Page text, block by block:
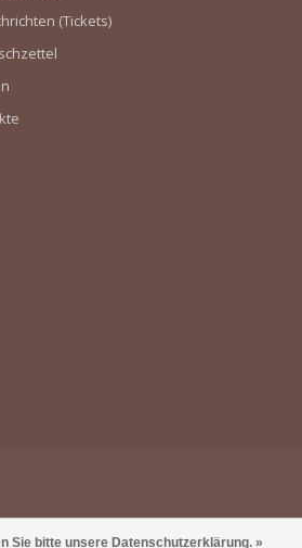
Sie bitte unsere Datenschutzerklärung. »
(Tickets)